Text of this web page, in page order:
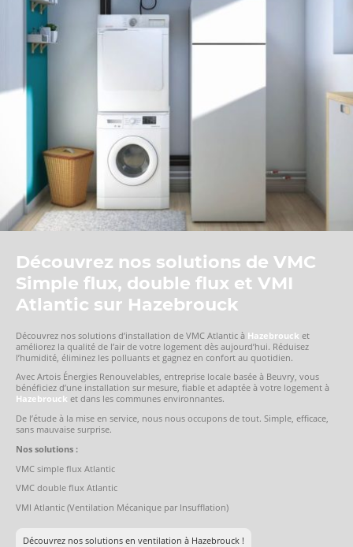
Découvrez nos solutions de VMC
Simple flux, double flux et VMI
Atlantic sur Hazebrouck
Découvrez nos solutions d’installation de VMC Atlantic à Hazebrouck et
améliorez la qualité de l’air de votre logement dès aujourd’hui. Réduisez
l’humidité, éliminez les polluants et gagnez en confort au quotidien.
Avec Artois Énergies Renouvelables, entreprise locale basée à Beuvry, vous
bénéficiez d’une installation sur mesure, fiable et adaptée à votre logement à
Hazebrouck et dans les communes environnantes.
De l’étude à la mise en service, nous nous occupons de tout. Simple, efficace,
sans mauvaise surprise.
Nos solutions :
VMC simple flux Atlantic
VMC double flux Atlantic
VMI Atlantic (Ventilation Mécanique par Insufflation)
Découvrez nos solutions en ventilation à Hazebrouck !